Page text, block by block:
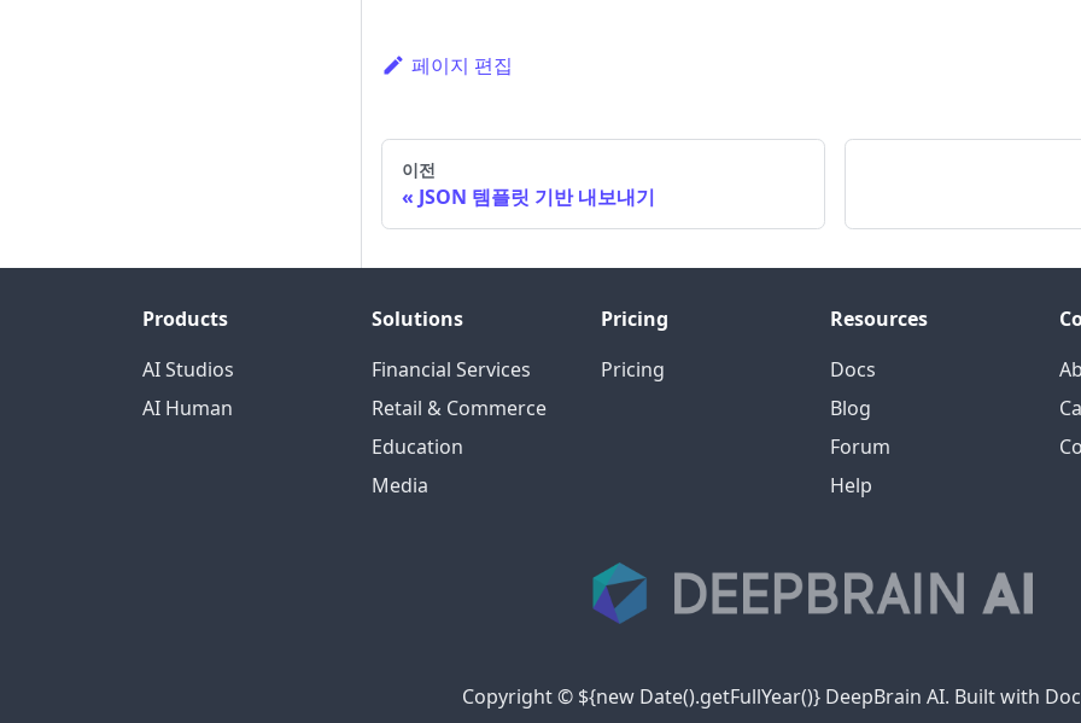
페이지 편집
이전
JSON 템플릿 기반 내보내기
Products
AI Studios
AI Human
Solutions
Financial Services
Retail & Commerce
Education
Media
Pricing
Pricing
Resources
Docs
Blog
Forum
Help
Copyright © ${new Date().getFullYear()} DeepBrain AI. Built with